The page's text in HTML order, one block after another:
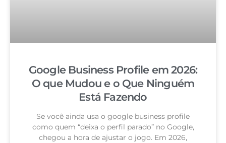
Google Business Profile em 2026:
O que Mudou e o Que Ninguém
Está Fazendo
Se você ainda usa o google business profile
como quem “deixa o perfil parado” no Google,
chegou a hora de ajustar o jogo. Em 2026,